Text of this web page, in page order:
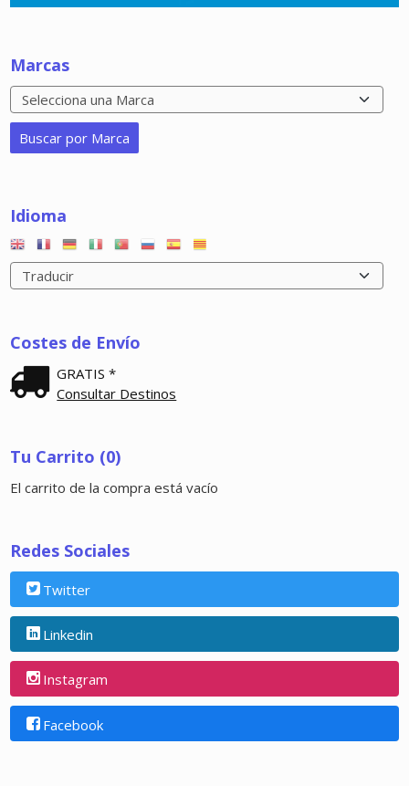
Marcas
Idioma
Costes de Envío
GRATIS *
Consultar Destinos
Tu Carrito (0)
El carrito de la compra está vacío
Redes Sociales
Twitter
Linkedin
Instagram
Facebook